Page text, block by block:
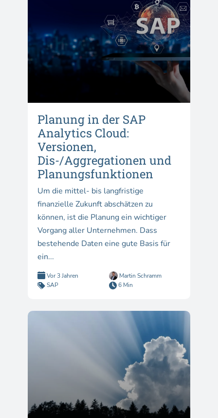
Planung in der SAP
Analytics Cloud:
Versionen,
Dis-/Aggregationen und
Planungsfunktionen
Um die mittel- bis langfristige
finanzielle Zukunft abschätzen zu
können, ist die Planung ein wichtiger
Vorgang aller Unternehmen. Dass
bestehende Daten eine gute Basis für
ein...
Vor 3 Jahren
Martin Schramm
SAP
6 Min